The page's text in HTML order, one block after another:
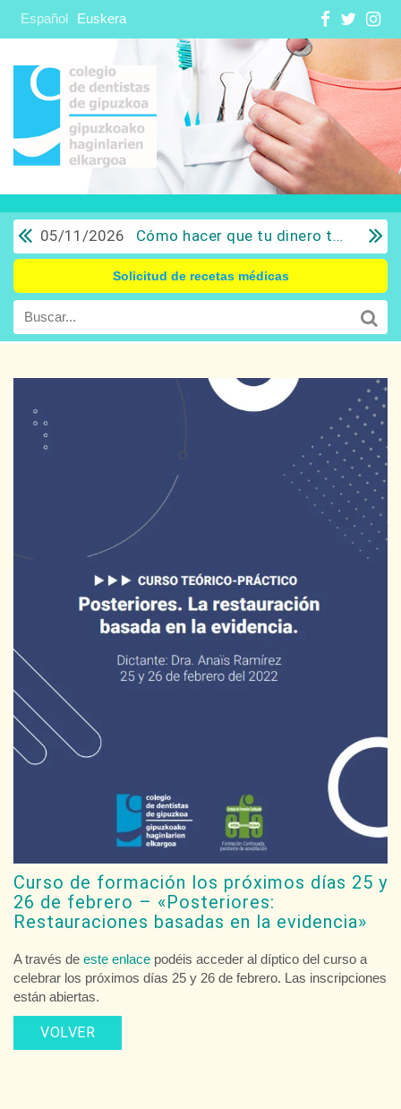
Español Euskera
05/11/2026 Cómo hacer que tu dinero trabaje para ti: Del ahorro a la inversión con sentido común.
Solicitud de recetas médicas
Curso de formación los próximos días 25 y
26 de febrero – «Posteriores:
Restauraciones basadas en la evidencia»
A través de este enlace podéis acceder al díptico del curso a
celebrar los próximos días 25 y 26 de febrero. Las inscripciones
están abiertas.
VOLVER